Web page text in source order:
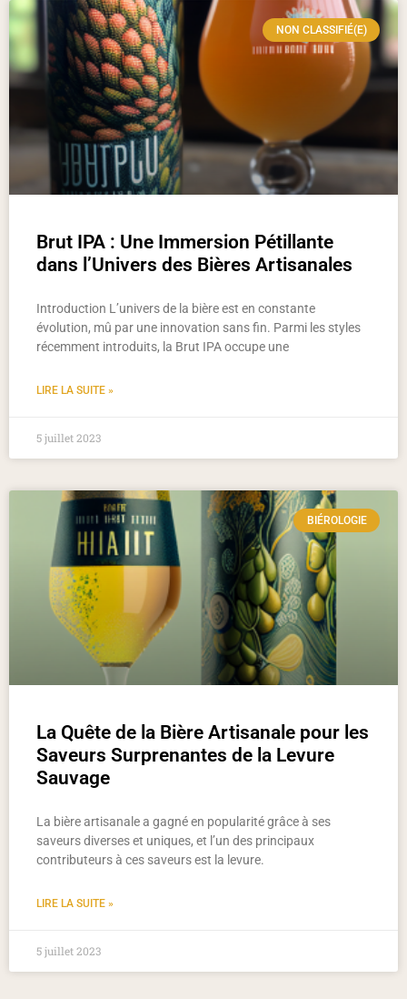
NON CLASSIFIÉ(E)
Brut IPA : Une Immersion Pétillante
dans l’Univers des Bières Artisanales
Introduction L’univers de la bière est en constante
évolution, mû par une innovation sans fin. Parmi les styles
récemment introduits, la Brut IPA occupe une
LIRE LA SUITE »
5 juillet 2023
BIÉROLOGIE
La Quête de la Bière Artisanale pour les
Saveurs Surprenantes de la Levure
Sauvage
La bière artisanale a gagné en popularité grâce à ses
saveurs diverses et uniques, et l’un des principaux
contributeurs à ces saveurs est la levure.
LIRE LA SUITE »
5 juillet 2023